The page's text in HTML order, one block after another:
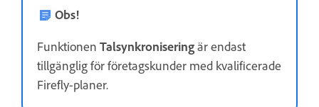
Obs!
Funktionen Talsynkroniseringär endast
tillgänglig för företagskunder med kvalificerade
Firefly-planer.